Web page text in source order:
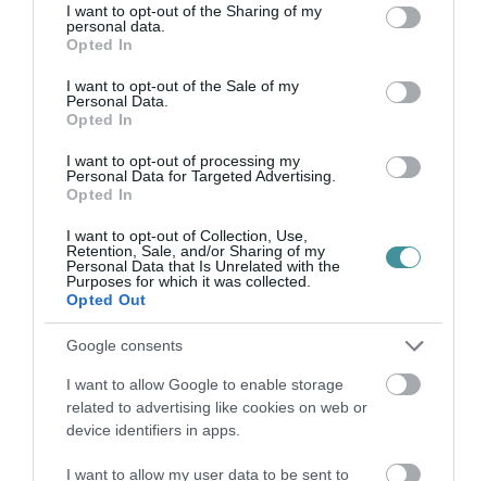
not limited to your visit or usage behaviour. You may click to
grant or deny consent to Google and its third-party tags to
use your data for below specified purposes in below Google
consent section.
I want to opt-out of the Sharing of my
personal data.
Opted In
I want to opt-out of the Sale of my
Personal Data.
Opted In
I want to opt-out of processing my
Personal Data for Targeted Advertising.
Opted In
I want to opt-out of Collection, Use,
Retention, Sale, and/or Sharing of my
Personal Data that Is Unrelated with the
Purposes for which it was collected.
Opted Out
Google consents
I want to allow Google to enable storage
related to advertising like cookies on web or
device identifiers in apps.
I want to allow my user data to be sent to
Ne maradjon le a legfrissebb hírekről, kövessen
bennünket az EGRI ÜGYEK Google Hírek oldalán!
VISSZA A FŐOLDALRA
KÉT AUTÓ ÜTKÖZÖTT BOGÁCSON, A
MENTŐK IS A HELYSZÍNRE ÉRKE...